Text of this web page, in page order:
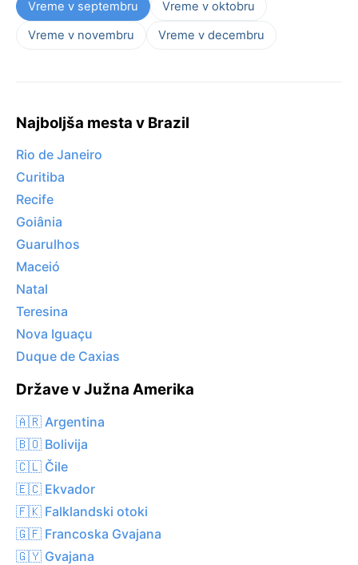
Vreme v septembru
Vreme v oktobru
Vreme v novembru
Vreme v decembru
Najboljša mesta v Brazil
Rio de Janeiro
Curitiba
Recife
Goiânia
Guarulhos
Maceió
Natal
Teresina
Nova Iguaçu
Duque de Caxias
Države v Južna Amerika
🇦🇷 Argentina
🇧🇴 Bolivija
🇨🇱 Čile
🇪🇨 Ekvador
🇫🇰 Falklandski otoki
🇬🇫 Francoska Gvajana
🇬🇾 Gvajana